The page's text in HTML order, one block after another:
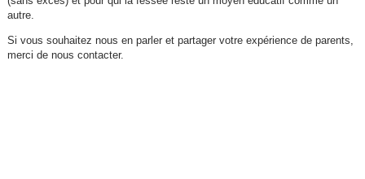
autre.
Si vous souhaitez nous en parler et partager votre expérience de parents,
merci de nous contacter.